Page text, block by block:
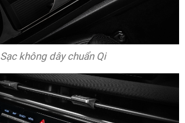
Sạc không dây chuẩn Qi